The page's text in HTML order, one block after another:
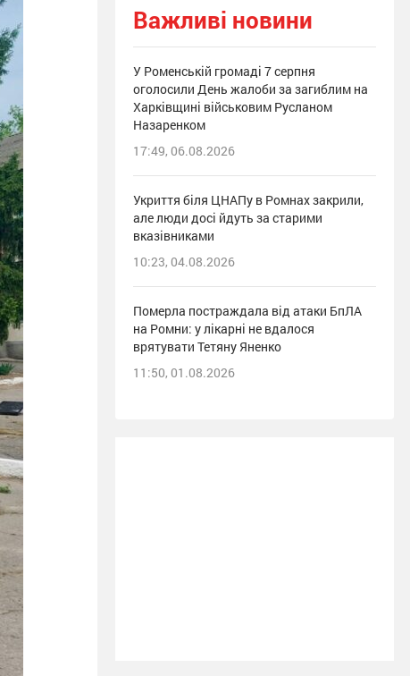
Важливі новини
У Роменській громаді 7 серпня
оголосили День жалоби за загиблим на
Харківщині військовим Русланом
Назаренком
17:49, 06.08.2026
Укриття біля ЦНАПу в Ромнах закрили,
але люди досі йдуть за старими
вказівниками
10:23, 04.08.2026
Померла постраждала від атаки БпЛА
на Ромни: у лікарні не вдалося
врятувати Тетяну Яненко
11:50, 01.08.2026